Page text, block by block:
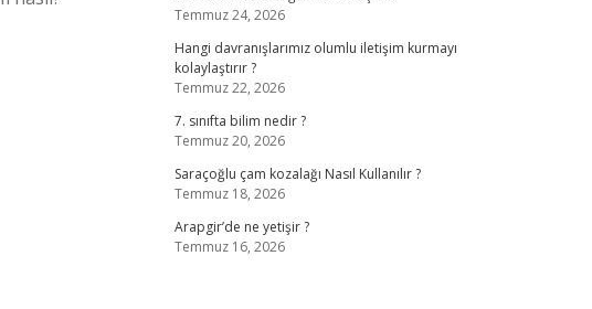
Temmuz 24, 2026
Hangi davranışlarımız olumlu iletişim kurmayı
kolaylaştırır ?
Temmuz 22, 2026
7. sınıfta bilim nedir ?
Temmuz 20, 2026
Saraçoğlu çam kozalağı Nasıl Kullanılır ?
Temmuz 18, 2026
Arapgir’de ne yetişir ?
Temmuz 16, 2026